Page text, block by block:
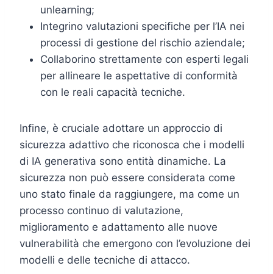
unlearning;
Integrino valutazioni specifiche per l’IA nei
processi di gestione del rischio aziendale;
Collaborino strettamente con esperti legali
per allineare le aspettative di conformità
con le reali capacità tecniche.
Infine, è cruciale adottare un approccio di
sicurezza adattivo che riconosca che i modelli
di IA generativa sono entità dinamiche. La
sicurezza non può essere considerata come
uno stato finale da raggiungere, ma come un
processo continuo di valutazione,
miglioramento e adattamento alle nuove
vulnerabilità che emergono con l’evoluzione dei
modelli e delle tecniche di attacco.